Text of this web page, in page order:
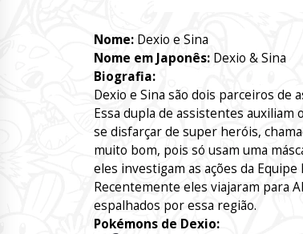
Nome: Dexio e Sina
Nome em Japonês: Dexio & Sina
Biografia:
Dexio e Sina são dois parceiros de
Essa dupla de assistentes auxiliam
se disfarçar de super heróis,
muito bom, pois só usam uma
eles investigam as ações da Equipe
Recentemente eles viajaram para
espalhados por essa região.
Pokémons de Dexio: